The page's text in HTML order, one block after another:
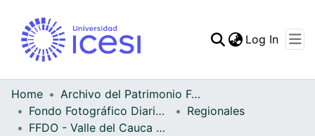
Statistics
Log In
Home
Archivo del Patrimonio Fotográfico y Fílmico del Valle del Cauca
Fondo Fotográfico Diario Occidente
Regionales
FFDO - Valle del Cauca - Patrimonial